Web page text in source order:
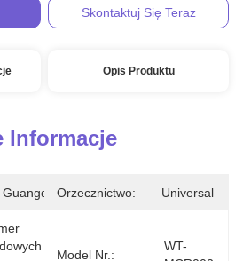
Skontaktuj Się Teraz
Opis Produktu
Informacje
GuangdongOrzecznictwo: Universal
Model Nr.:
WT-